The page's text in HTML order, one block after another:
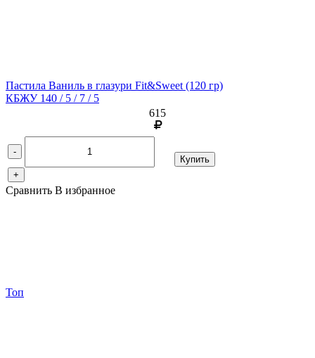
Пастила Ваниль в глазури Fit&Sweet (120 гр)
КБЖУ 140 / 5 / 7 / 5
615
-
+
Купить
Сравнить В избранное
Топ